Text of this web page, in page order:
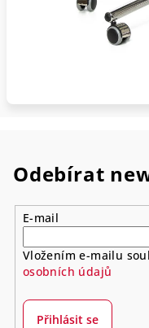
Odebírat
E-mail
Vložením e-mailu
osobních údajů
Přihlásit se